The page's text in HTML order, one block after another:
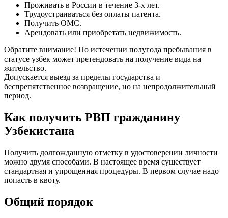
Проживать в России в течение 3-х лет.
Трудоустраиваться без оплаты патента.
Получить ОМС.
Арендовать или приобретать недвижимость.
Обратите внимание! По истечении полугода пребывания в
статусе узбек может претендовать на получение вида на
жительство.
Допускается выезд за пределы государства и
беспрепятственное возвращение, но на непродолжительный
период.
Как получить РВП гражданину
Узбекистана
Получить долгожданную отметку в удостоверении личности
можно двумя способами. В настоящее время существует
стандартная и упрощенная процедуры. В первом случае надо
попасть в квоту.
Общий порядок